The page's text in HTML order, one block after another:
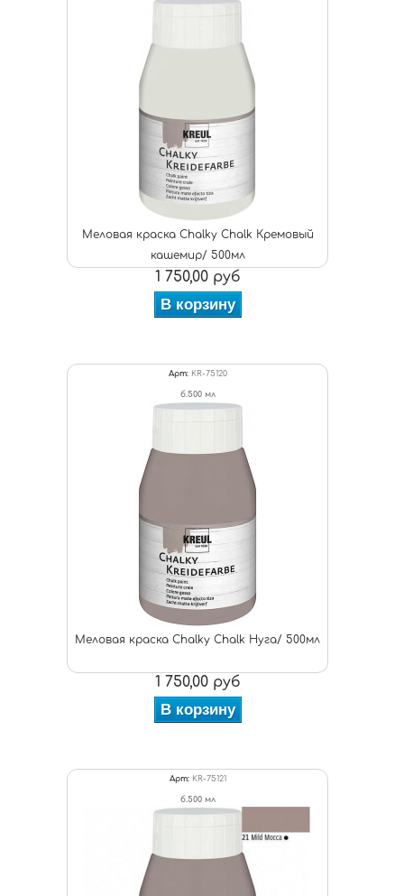
Меловая краска Chalky Chalk Кремовый
кашемир/ 500мл
1 750,00 руб
В корзину
Арт: KR-75120
б.500 мл
Меловая краска Chalky Chalk Нуга/ 500мл
1 750,00 руб
В корзину
Арт: KR-75121
б.500 мл